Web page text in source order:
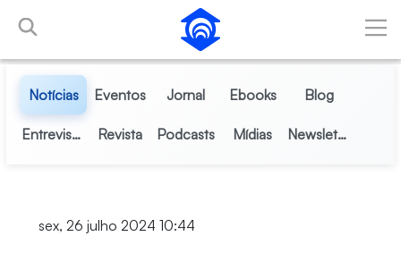
Pular para o Conteúdo principal
Notícias Eventos Jornal Ebooks Blog
Entrevistas Revista Podcasts Mídias Newsletter
sex, 26 julho 2024 10:44